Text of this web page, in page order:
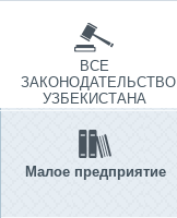
ВСЕ
ЗАКОНОДАТЕЛЬСТВО
УЗБЕКИСТАНА
Малое предприятие